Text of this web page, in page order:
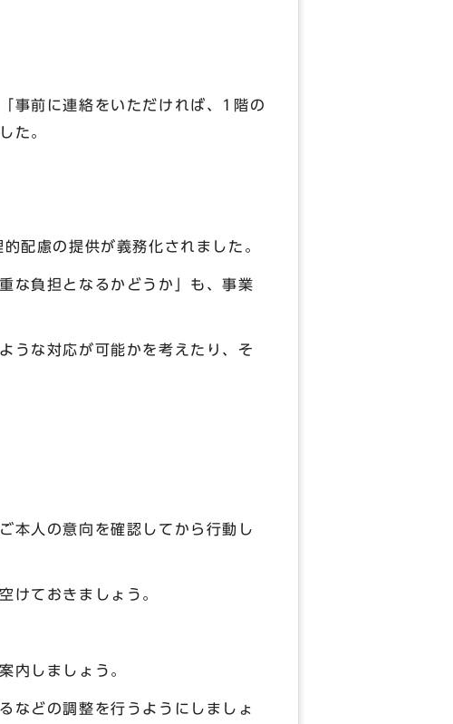
事前に連絡をいただければ、1階の
た。
配慮の提供が義務化されました。
な負担となるかどうか」も、事業
うな対応が可能かを考えたり、そ
本人の意向を確認してから行動し
けておきましょう。
内しましょう。
などの調整を行うようにしましょ